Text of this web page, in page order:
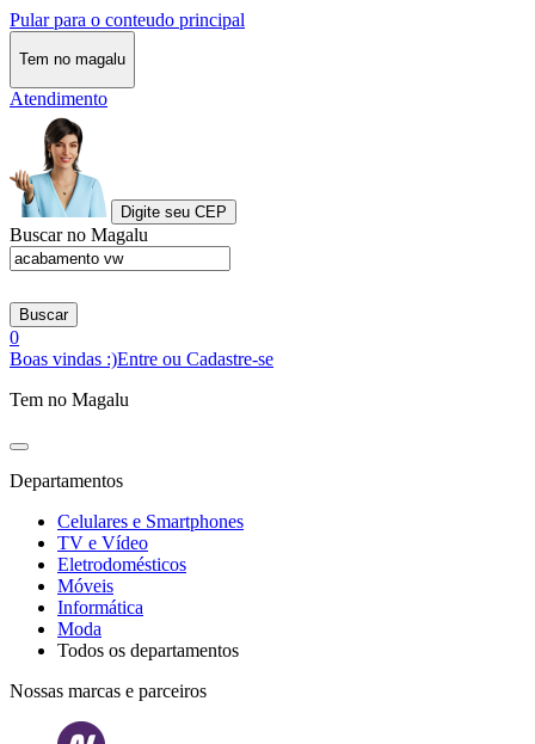
Pular para o conteudo principal
Tem no magalu
Atendimento
Digite seu CEP
Buscar no Magalu
Buscar
0
Boas vindas :)Entre ou Cadastre-se
Tem no Magalu
Departamentos
Celulares e Smartphones
TV e Vídeo
Eletrodomésticos
Móveis
Informática
Moda
Todos os departamentos
Nossas marcas e parceiros